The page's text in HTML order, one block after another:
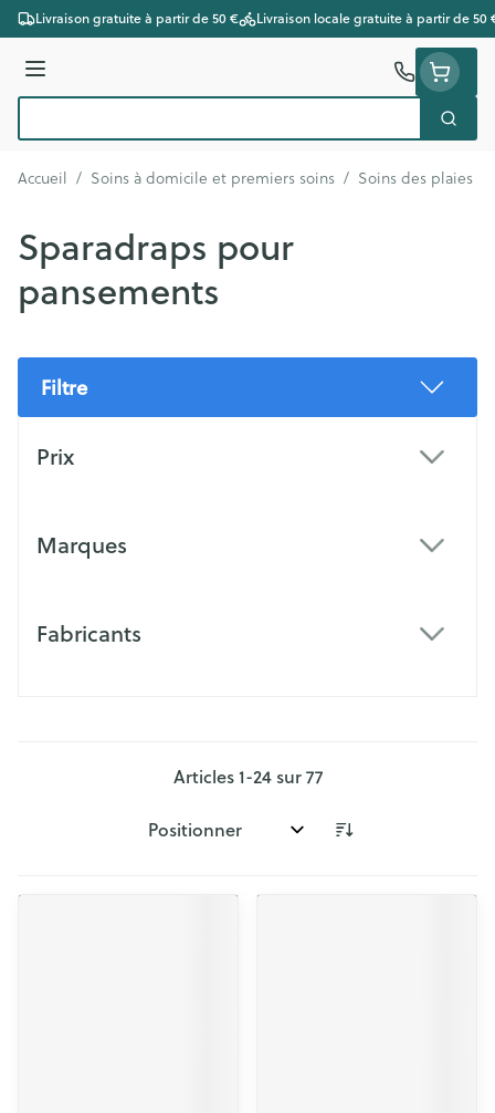
Aller au contenu
Livraison gratuite à partir de 50 € Livraison locale gratuite à partir de 50
Menu
Accueil / Soins à domicile et premiers soins / Soins des plaies
Sparadraps pour
pansements
Filtre
Prix
Marques
Fabricants
Articles1-24sur77
Trier par: